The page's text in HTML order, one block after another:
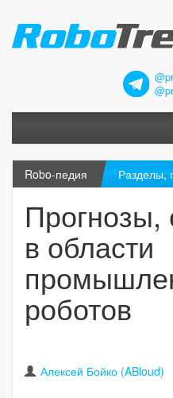
Robo-педия Разделы,
Прогнозы,
в области
роботов
Алексей Бойко (ABloud)